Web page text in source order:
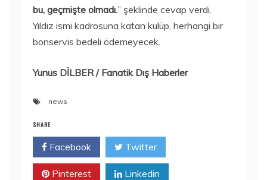
bu, geçmişte olmadı.” şeklinde cevap verdi.
Yıldız ismi kadrosuna katan kulüp, herhangi bir
bonservis bedeli ödemeyecek.
Yunus DİLBER / Fanatik Dış Haberler
news
SHARE
Facebook Twitter
Pinterest Linkedin